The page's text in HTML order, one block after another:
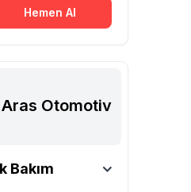
Hemen Al
Otomotiv
Bakım